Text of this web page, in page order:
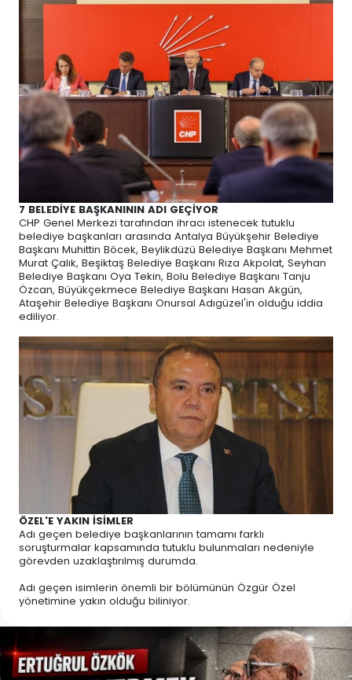
7 BELEDİYE BAŞKANININ ADI GEÇİYOR
CHP Genel Merkezi tarafından ihracı istenecek tutuklu
belediye başkanları arasında Antalya Büyükşehir Belediye
Başkanı Muhittin Böcek, Beylikdüzü Belediye Başkanı Mehmet
Murat Çalık, Beşiktaş Belediye Başkanı Rıza Akpolat, Seyhan
Belediye Başkanı Oya Tekin, Bolu Belediye Başkanı Tanju
Özcan, Büyükçekmece Belediye Başkanı Hasan Akgün,
Ataşehir Belediye Başkanı Onursal Adıgüzel'in olduğu iddia
ediliyor.
ÖZEL'E YAKIN İSİMLER
Adı geçen belediye başkanlarının tamamı farklı
soruşturmalar kapsamında tutuklu bulunmaları nedeniyle
görevden uzaklaştırılmış durumda.
Adı geçen isimlerin önemli bir bölümünün Özgür Özel
yönetimine yakın olduğu biliniyor.